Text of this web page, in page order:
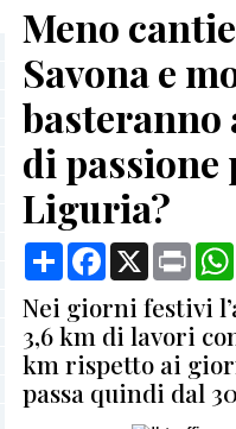
Meno
Savona e
basteranno
di
Liguria?
CondividiFacebook
X Print
Nei giorni festivi
3,6 km di lavori
km rispetto ai
passa quindi dal